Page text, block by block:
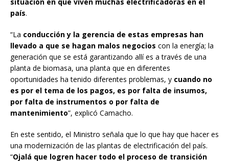
país.
“La conducción y la gerencia de estas empresas han
llevado a que se hagan malos negocios con la energía; la
generación que se está garantizando allí es a través de una
planta de biomasa, una planta que en diferentes
oportunidades ha tenido diferentes problemas, y cuando no
es por el tema de los pagos, es por falta de insumos,
por falta de instrumentos o por falta de
mantenimiento”, explicó Camacho.
En este sentido, el Ministro señala que lo que hay que hacer es
una modernización de las plantas de electrificación del país.
“Ojalá que logren hacer todo el proceso de transición